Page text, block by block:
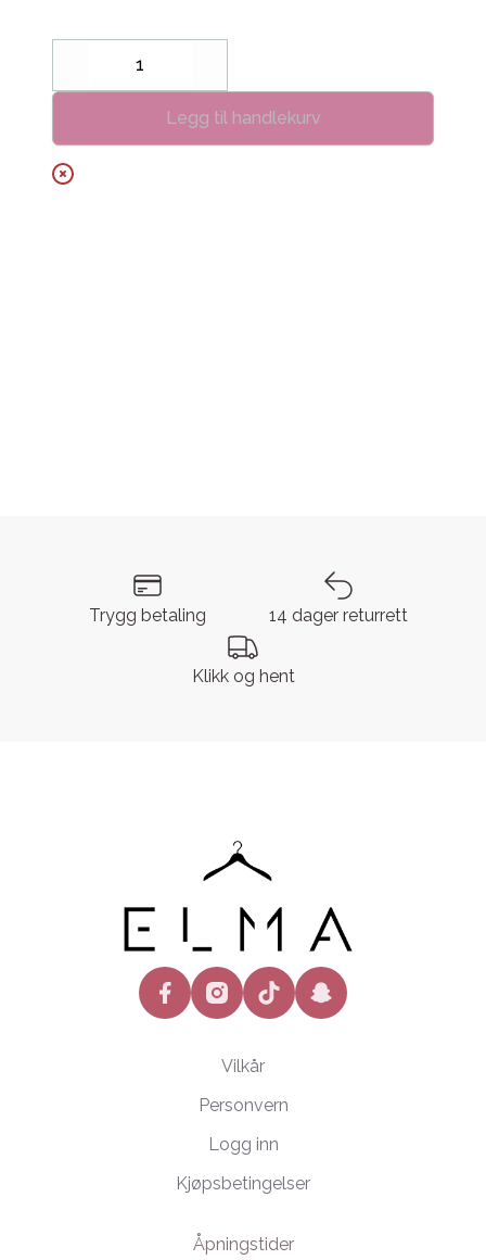
Decrease
Legg til handlekurv
Trygg betaling 14 dager returrett
Klikk og hent
facebookinstagramtiktok snapchat
Vilkår
Personvern
Logg inn
Kjøpsbetingelser
Åpningstider